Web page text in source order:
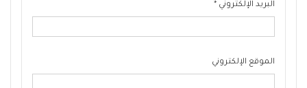
البريد الإلكتروني *
الموقع الإلكتروني